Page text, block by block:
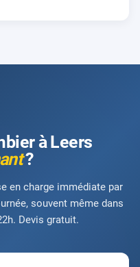
à Leers
?
en charge immédiate par
souvent même dans
Devis gratuit.